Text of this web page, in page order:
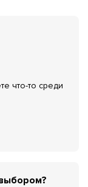
что-то среди